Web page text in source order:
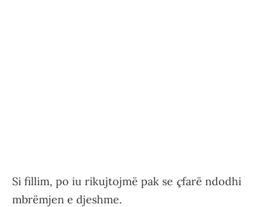
Si fillim, po iu rikujtojmë pak se çfarë ndodhi
mbrëmjen e djeshme.